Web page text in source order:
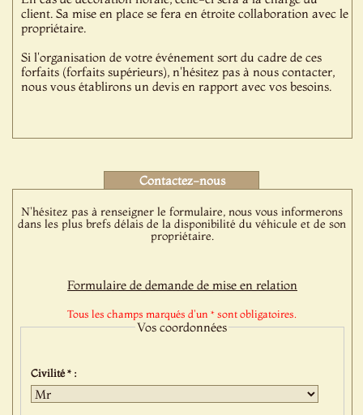
client. Sa mise en place se fera en étroite collaboration avec le
propriétaire.
Si l'organisation de votre événement sort du cadre de ces
forfaits (forfaits supérieurs), n'hésitez pas à nous contacter,
nous vous établirons un devis en rapport avec vos besoins.
Contactez-nous
N'hésitez pas à renseigner le formulaire, nous vous informerons
dans les plus brefs délais de la disponibilité du véhicule et de son
propriétaire.
Formulaire de demande de mise en relation
Tous les champs marqués d'un * sont obligatoires.
Vos coordonnées
Civilité * :